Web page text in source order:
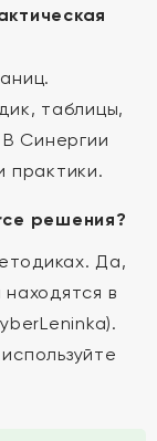
таблицы,
Синергии
практики.
решения?
Да,
в